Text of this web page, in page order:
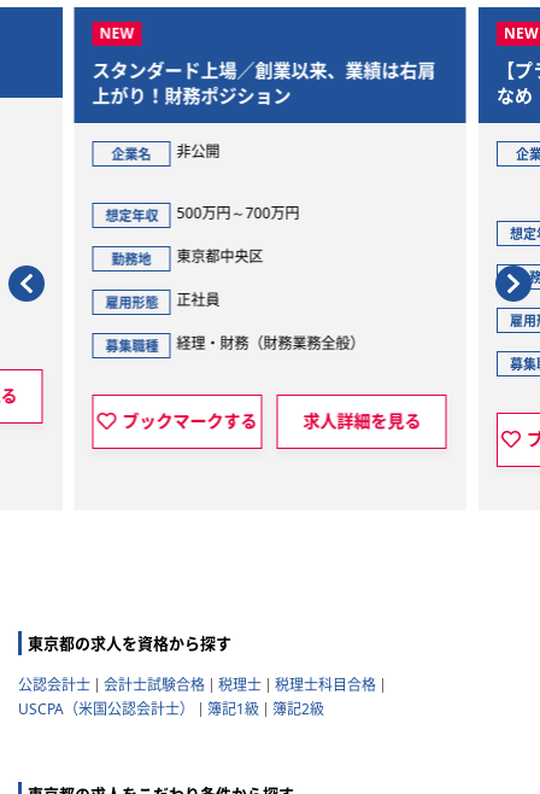
スタンダード上場／創業以来、業績は右肩
上がり！財務ポジション
企業名 非公開
想定年収 500万円～700万円
勤務地 東京都中央区
雇用形態 正社員
募集職種 経理・財務（財務業務全般）
ブックマークする 求人詳細を見る
【
なめ
与労
企
想定
勤
雇用
募集
東京都の求人を資格から探す
公認会計士 会計士試験合格 税理士
税理士科目合格
USCPA（米国公認会計士）
簿記1級 簿記2級